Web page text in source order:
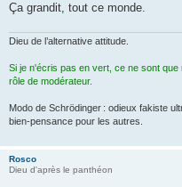
Ça grandit, tout ce monde.
Dieu de l’alternative attitude.
Si je n'écris pas en vert, ce ne sont
rôle de modérateur.
Modo de Schrödinger : odieux fakiste
bien-pensance pour les autres.
Rosco
Dieu d'après le panthéon